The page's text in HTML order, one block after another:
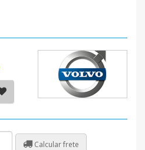
Calcular frete